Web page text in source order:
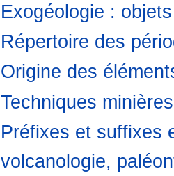
Exogéologie :
Répertoire des
Origine des
Techniques
Préfixes et suffixes
volcanologie,